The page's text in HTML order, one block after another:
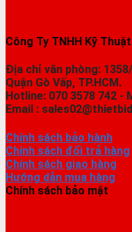
Công Ty TNHH Kỹ
Địa chỉ văn phòng:
Quận Gò Vấp, TP.HCM.
Hotline: 070 3578 742 -
Email :
Chính sách bảo hành
Chính sách đổi trả hàng
Chính sách giao hàng
Hướng dẫn mua hàng
Chính sách bảo mật